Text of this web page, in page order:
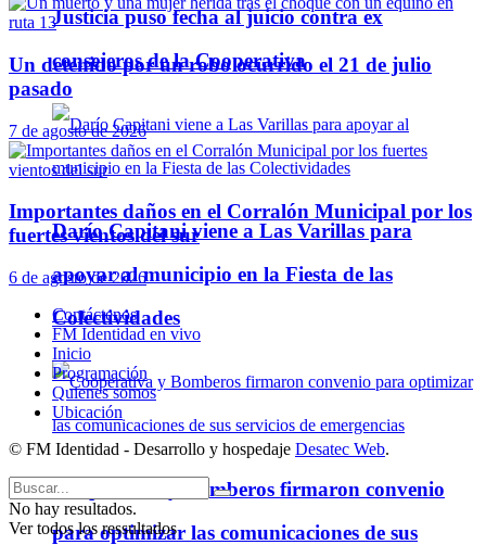
Justicia puso fecha al juicio contra ex
consejeros de la Cooperativa
Darío Capitani viene a Las Varillas para
apoyar al municipio en la Fiesta de las
Colectividades
Cooperativa y Bomberos firmaron convenio
para optimizar las comunicaciones de sus
Un detenido por un robo ocurrido el 21 de julio
pasado
7 de agosto de 2026
Importantes daños en el Corralón Municipal por los
fuertes vientos del sur
6 de agosto de 2026
Contáctenos
FM Identidad en vivo
Inicio
Programación
Quienes somos
Ubicación
© FM Identidad - Desarrollo y hospedaje Desatec Web.
No hay resultados.
Ver todos los ressultados